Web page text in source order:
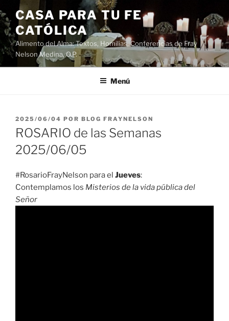
Saltar
al
contenido
CASA PARA TU FE
CATÓLICA
Alimento del Alma: Textos, Homilias, Conferencias de Fray
Nelson Medina, O.P.
Menú
PUBLICADO
EL
2025/06/04 POR BLOG FRAYNELSON
ROSARIO de las Semanas
2025/06/05
#RosarioFrayNelson para el Jueves:
Contemplamos los Misterios de la vida pública del
Señor